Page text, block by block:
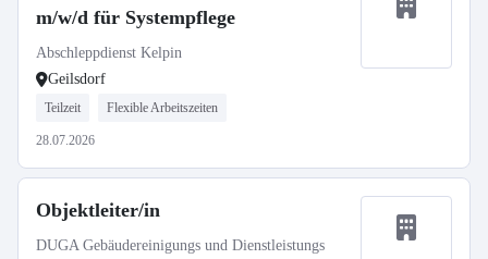
m/w/d für Systempflege
Abschleppdienst Kelpin
Geilsdorf
Teilzeit Flexible Arbeitszeiten
28.07.2026
Objektleiter/in
DUGA Gebäudereinigungs und Dienstleistungs